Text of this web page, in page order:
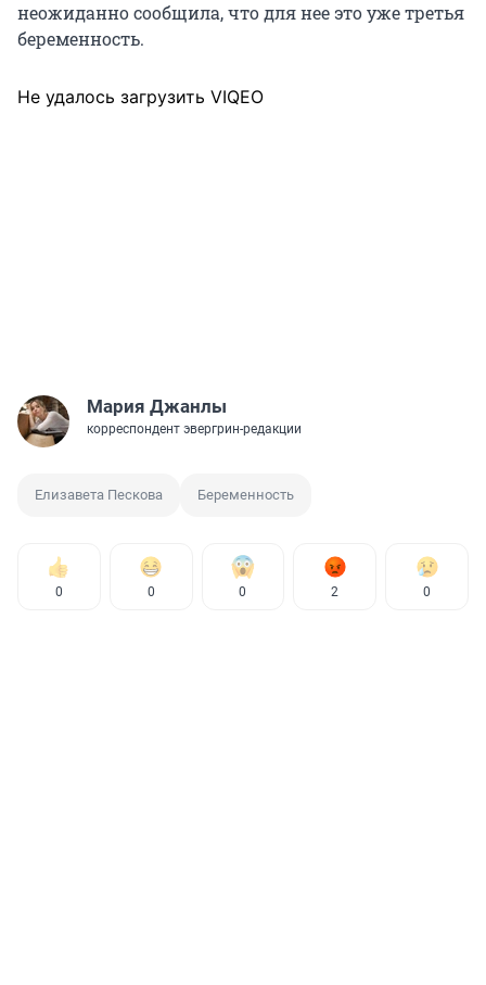
неожиданно сообщила, что для нее это уже третья
беременность.
Не удалось загрузить VIQEO
Мария Джанлы
корреспондент эвергрин-редакции
Елизавета Пескова Беременность
0 0 0 2 0